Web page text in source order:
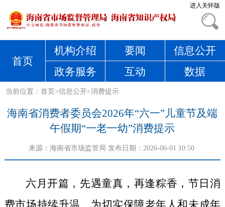
进入关怀版
首页
机构介绍 要闻
信息公开
政务服务
互动 数据
当前位置：首页>信息公开>消费提示
海南省消费者委员会2026年“六一”儿童节及端
午假期“一老一幼”消费提示
来源： 海南省市场监管局 发布日期：2026-06-01 10:50
六月开篇，先遇童真，再逢粽香，节日消
费市场持续升温。为切实保障老年人和未成年